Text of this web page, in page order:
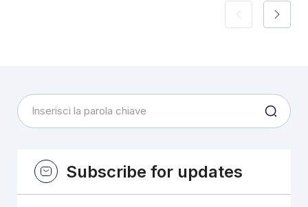
Subscribe for updates